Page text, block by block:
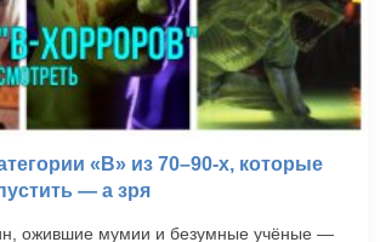
«B» из 70–90-х, которые
— а зря
ожившие мумии и безумные учёные —